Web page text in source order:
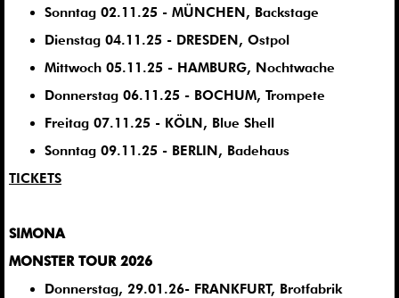
Sonntag 02.11.25 - MÜNCHEN, Backstage
Dienstag 04.11.25 - DRESDEN, Ostpol
Mittwoch 05.11.25 - HAMBURG, Nochtwache
Donnerstag 06.11.25 - BOCHUM, Trompete
Freitag 07.11.25 - KÖLN, Blue Shell
Sonntag 09.11.25 - BERLIN, Badehaus
TICKETS
SIMONA
MONSTER TOUR 2026
Donnerstag, 29.01.26- FRANKFURT, Brotfabrik